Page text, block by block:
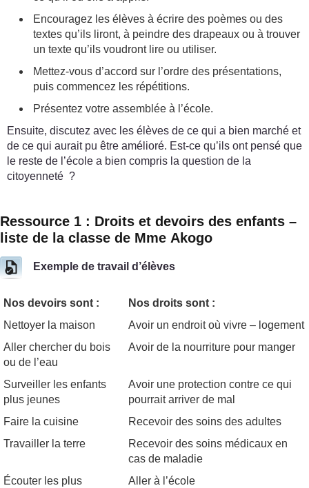
Encouragez les élèves à écrire des poèmes ou des
textes qu’ils liront, à peindre des drapeaux ou à trouver
un texte qu’ils voudront lire ou utiliser.
Mettez-vous d’accord sur l’ordre des présentations,
puis commencez les répétitions.
Présentez votre assemblée à l’école.
Ensuite, discutez avec les élèves de ce qui a bien marché et
de ce qui aurait pu être amélioré. Est-ce qu’ils ont pensé que
le reste de l’école a bien compris la question de la
citoyenneté ?
Ressource 1 : Droits et devoirs des enfants –
liste de la classe de Mme Akogo
Exemple de travail d’élèves
Nos devoirs sont :
Nos droits sont :
Nettoyer la maison
Avoir un endroit où vivre – logement
Aller chercher du bois
ou de l’eau
Avoir de la nourriture pour manger
Surveiller les enfants
plus jeunes
Avoir une protection contre ce qui
pourrait arriver de mal
Faire la cuisine
Recevoir des soins des adultes
Travailler la terre
Recevoir des soins médicaux en
cas de maladie
Écouter les plus
Aller à l’école